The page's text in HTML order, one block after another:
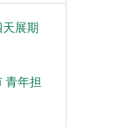
展期
青年担